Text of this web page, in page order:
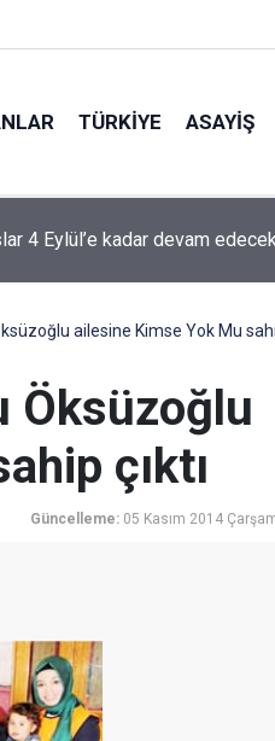
TÜRKİYE ASAYİŞ
4 Eylül’e kadar devam
ailesine Kimse Yok Mu
Öksüzoğlu
çıktı
Güncelleme: 05 Kasım 2014